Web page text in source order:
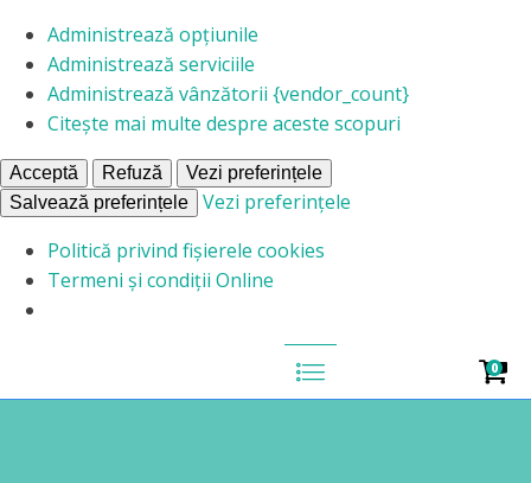
Administrează opțiunile
Administrează serviciile
Administrează vânzătorii {vendor_count}
Citește mai multe despre aceste scopuri
Acceptă Refuză
Vezi preferințele
Salvează preferințele
Vezi preferințele
Politică privind fișierele cookies
Termeni și condiții Online
0